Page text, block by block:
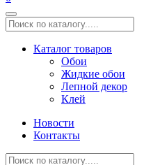
Каталог товаров
Обои
Жидкие обои
Лепной декор
Клей
Новости
Контакты